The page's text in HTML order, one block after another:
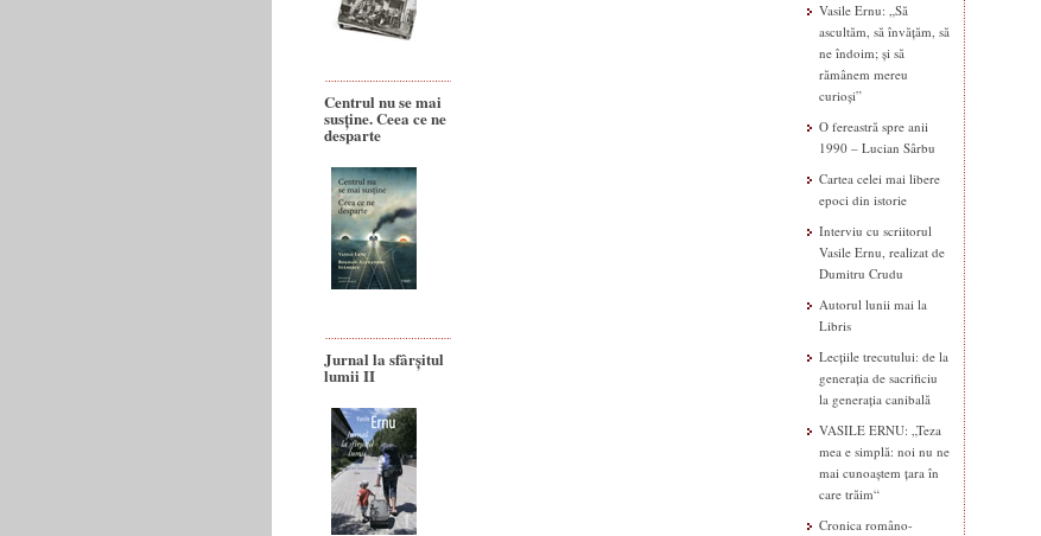
Centrul nu se mai
susține. Ceea ce ne
desparte
Jurnal la sfârșitul
lumii II
Vasile Ernu: „Să
ascultăm, să învățăm, să
ne îndoim; și să
rămânem mereu
curioși”
O fereastră spre anii
1990 – Lucian Sârbu
Cartea celei mai libere
epoci din istorie
Interviu cu scriitorul
Vasile Ernu, realizat de
Dumitru Crudu
Autorul lunii mai la
Libris
Lecțiile trecutului: de la
generația de sacrificiu
la generația canibală
VASILE ERNU: „Teza
mea e simplă: noi nu ne
mai cunoaștem țara în
care trăim“
Cronica româno-